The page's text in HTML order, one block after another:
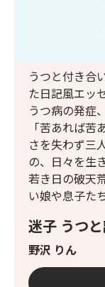
迷子 うつと
野沢 りん
うつと付き合
た日記風エッ
うつ病の発症
「苦あれば
さを失わず三
の、日々を生
若き日の破天
い娘や息子た